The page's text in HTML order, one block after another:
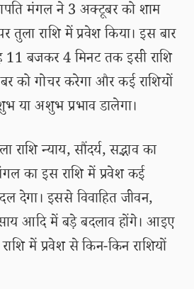
मंगल ने 3 अक्टूबर को शाम
राशि में प्रवेश किया। इस बार
बजकर 4 मिनट तक इसी राशि
को गोचर करेगा और कई राशियों
या अशुभ प्रभाव डालेगा।
न्याय, सौंदर्य, सद्भाव का
का इस राशि में प्रवेश कई
देगा। इससे विवाहित जीवन,
आदि में बड़े बदलाव होंगे। आइए
में प्रवेश से किन-किन राशियों